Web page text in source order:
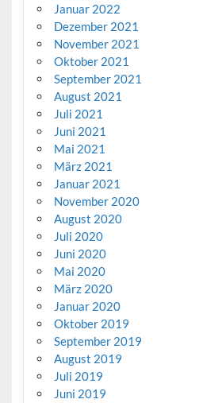
Januar 2022
Dezember 2021
November 2021
Oktober 2021
September 2021
August 2021
Juli 2021
Juni 2021
Mai 2021
März 2021
Januar 2021
November 2020
August 2020
Juli 2020
Juni 2020
Mai 2020
März 2020
Januar 2020
Oktober 2019
September 2019
August 2019
Juli 2019
Juni 2019